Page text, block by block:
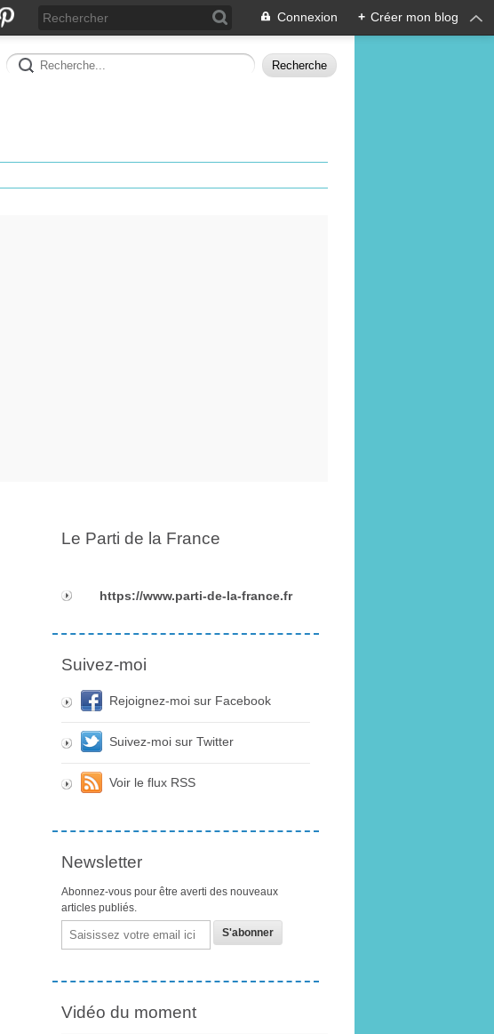
Connexion + Créer mon blog
Le Parti de la France
https://www.parti-de-la-france.fr
Suivez-moi
Rejoignez-moi sur Facebook
Suivez-moi sur Twitter
Voir le flux RSS
Newsletter
Abonnez-vous pour être averti des nouveaux
articles publiés.
Email
Vidéo du moment